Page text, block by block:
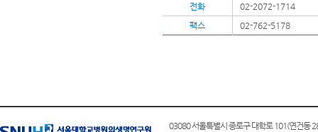
전화
02-2072-1714
팩스
02-762-5178
03080 서울특별시 종로구 대학로 101(연건동